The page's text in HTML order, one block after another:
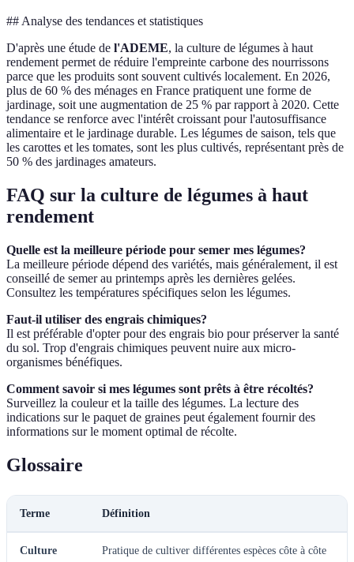
## Analyse des tendances et statistiques
D'après une étude de l'ADEME, la culture de légumes à haut
rendement permet de réduire l'empreinte carbone des nourrissons
parce que les produits sont souvent cultivés localement. En 2026,
plus de 60 % des ménages en France pratiquent une forme de
jardinage, soit une augmentation de 25 % par rapport à 2020. Cette
tendance se renforce avec l'intérêt croissant pour l'autosuffisance
alimentaire et le jardinage durable. Les légumes de saison, tels que
les carottes et les tomates, sont les plus cultivés, représentant près de
50 % des jardinages amateurs.
FAQ sur la culture de légumes à haut
rendement
Quelle est la meilleure période pour semer mes légumes?
La meilleure période dépend des variétés, mais généralement, il est
conseillé de semer au printemps après les dernières gelées.
Consultez les températures spécifiques selon les légumes.
Faut-il utiliser des engrais chimiques?
Il est préférable d'opter pour des engrais bio pour préserver la santé
du sol. Trop d'engrais chimiques peuvent nuire aux micro-
organismes bénéfiques.
Comment savoir si mes légumes sont prêts à être récoltés?
Surveillez la couleur et la taille des légumes. La lecture des
indications sur le paquet de graines peut également fournir des
informations sur le moment optimal de récolte.
Glossaire
Terme Définition
Culture
Pratique de cultiver différentes espèces côte à côte